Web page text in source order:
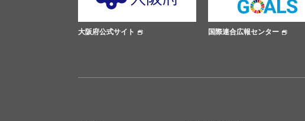
国際連合広報センター ささえあ